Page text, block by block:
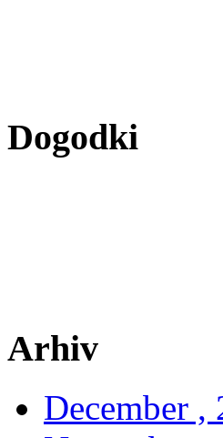
Dogodki
Arhiv
December ,